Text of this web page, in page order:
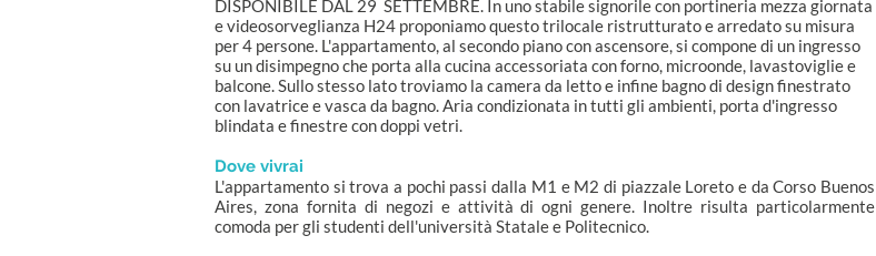
DISPONIBILE DAL 29 SETTEMBRE. In uno stabile signorile con portineria mezza giornata
e videosorveglianza H24 proponiamo questo trilocale ristrutturato e arredato su misura
per 4 persone. L'appartamento, al secondo piano con ascensore, si compone di un ingresso
su un disimpegno che porta alla cucina accessoriata con forno, microonde, lavastoviglie e
balcone. Sullo stesso lato troviamo la camera da letto e infine bagno di design finestrato
con lavatrice e vasca da bagno. Aria condizionata in tutti gli ambienti, porta d'ingresso
blindata e finestre con doppi vetri.
Dove vivrai
L'appartamento si trova a pochi passi dalla M1 e M2 di piazzale Loreto e da Corso Buenos
Aires, zona fornita di negozi e attività di ogni genere. Inoltre risulta particolarmente
comoda per gli studenti dell'università Statale e Politecnico.